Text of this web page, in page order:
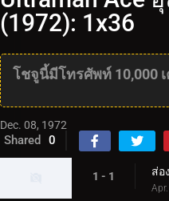
(1972): 1x36
โชจูนี้มีโทรศัพท์ 10,000 เ
Dec. 08, 1972
Shared 0
1 - 1 ส่อ